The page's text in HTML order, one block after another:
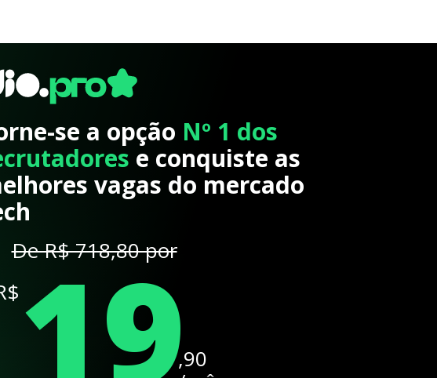
se a opção Nº 1 dos
e conquiste as
vagas do mercado
De R$ 718,80 por
19,90